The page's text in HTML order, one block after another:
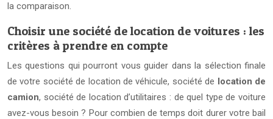
la comparaison.
Choisir une société de location de voitures : les
critères à prendre en compte
Les questions qui pourront vous guider dans la sélection finale
de votre société de location de véhicule, société de location de
camion, société de location d’utilitaires : de quel type de voiture
avez-vous besoin ? Pour combien de temps doit durer votre bail